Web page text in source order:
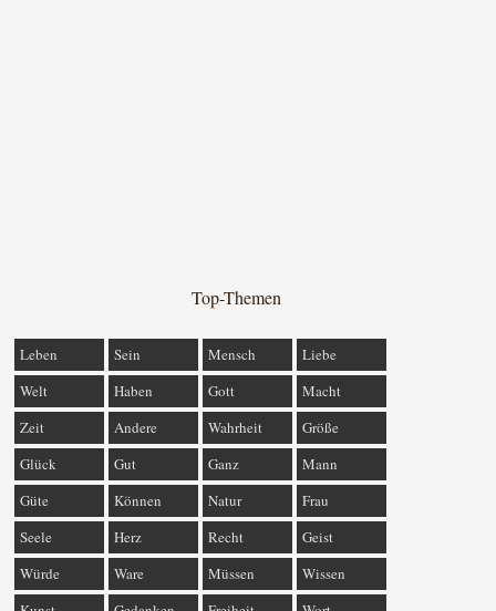
Top-Themen
Leben Sein Mensch
Liebe
Welt
Haben Gott
Macht
Zeit
Andere Wahrheit
Größe
Glück
Gut Ganz
Mann
Güte
Können Natur
Frau
Seele
Herz Recht
Geist
Würde
Ware Müssen
Wissen